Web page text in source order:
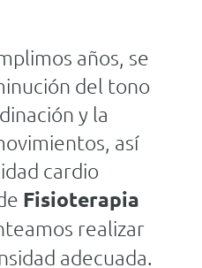
años, se
del tono
y la
así
cardio
Fisioterapia
realizar
adecuada.